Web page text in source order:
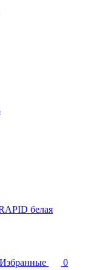
белая
Избранные
0